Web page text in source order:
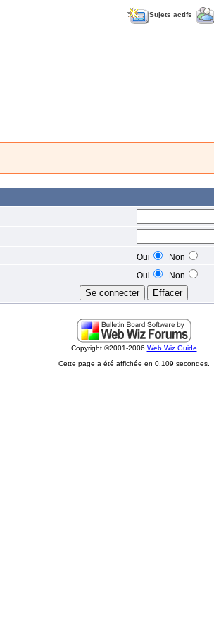
Sujets actifs
Oui
Non
Oui Non
Copyright ©2001-2006 Web Wiz Guide
Cette page a été affichée en 0.109 secondes.